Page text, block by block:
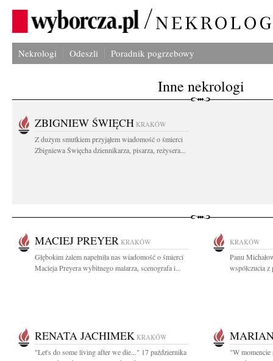
Nekrologi Odeszli Poradnik pogrzebowy
Inne nekrologi
ZBIGNIEW ŚWIĘCH KRAKÓW
Z dużym smutkiem przyjąłem wiadomość o śmierci
Zbigniewa Święcha dziennikarza, pisarza, reżysera...
MACIEJ PREYER KRAKÓW
Głębokim żalem napełniła nas wiadomość o śmierci
Macieja Preyera wybitnego malarza, scenografa i...
KRAKÓW
Panu
współczucia
RENATA JACHIMEK KRAKÓW
"Let's do some living after we die..." 17 października
"W momencie